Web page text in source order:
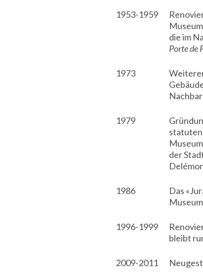
1953-1959
die im
Porte de
1973
1979
der
1986
Das
1996-1999
bleibt
2009-2011